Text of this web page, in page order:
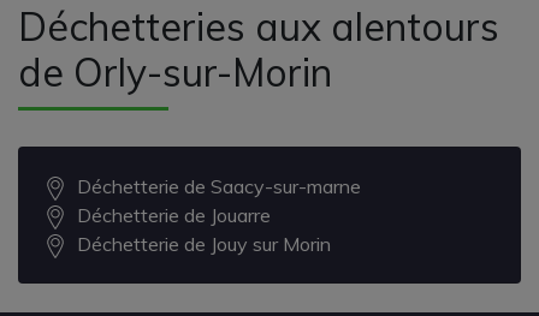
Déchetteries aux alentours
de Orly-sur-Morin
Déchetterie de Saacy-sur-marne
Déchetterie de Jouarre
Déchetterie de Jouy sur Morin